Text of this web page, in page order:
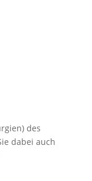
des
dabei auch